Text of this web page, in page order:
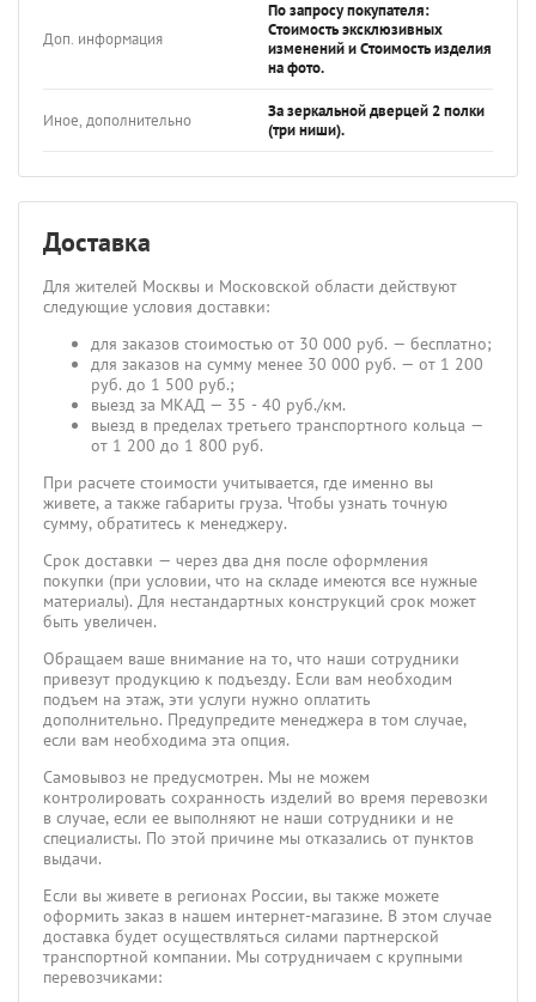
Доп. информация
По запросу покупателя:
Стоимость эксклюзивных
изменений и Стоимость изделия
на фото.
Иное, дополнительно
За зеркальной дверцей 2 полки
(три ниши).
Доставка
Для жителей Москвы и Московской области действуют
следующие условия доставки:
для заказов стоимостью от 30 000 руб. — бесплатно;
для заказов на сумму менее 30 000 руб. — от 1 200
руб. до 1 500 руб.;
выезд за МКАД — 35 - 40 руб./км.
выезд в пределах третьего транспортного кольца —
от 1 200 до 1 800 руб.
При расчете стоимости учитывается, где именно вы
живете, а также габариты груза. Чтобы узнать точную
сумму, обратитесь к менеджеру.
Срок доставки — через два дня после оформления
покупки (при условии, что на складе имеются все нужные
материалы). Для нестандартных конструкций срок может
быть увеличен.
Обращаем ваше внимание на то, что наши сотрудники
привезут продукцию к подъезду. Если вам необходим
подъем на этаж, эти услуги нужно оплатить
дополнительно. Предупредите менеджера в том случае,
если вам необходима эта опция.
Самовывоз не предусмотрен. Мы не можем
контролировать сохранность изделий во время перевозки
в случае, если ее выполняют не наши сотрудники и не
специалисты. По этой причине мы отказались от пунктов
выдачи.
Если вы живете в регионах России, вы также можете
оформить заказ в нашем интернет-магазине. В этом случае
доставка будет осуществляться силами партнерской
транспортной компании. Мы сотрудничаем с крупными
перевозчиками: